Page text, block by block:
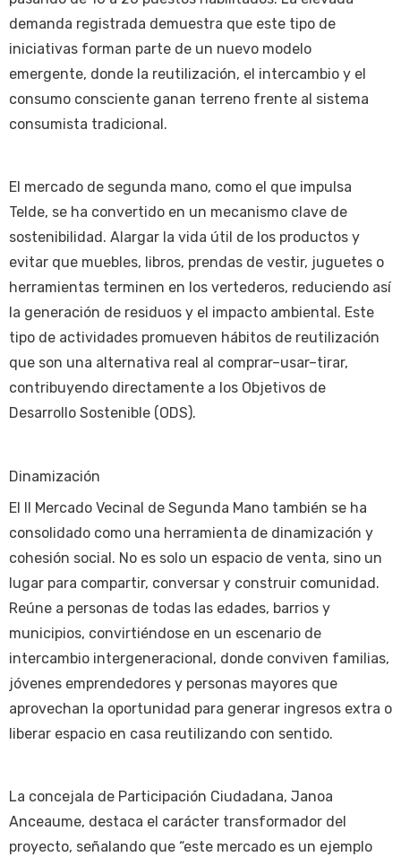
demanda registrada demuestra que este tipo de
iniciativas forman parte de un nuevo modelo
emergente, donde la reutilización, el intercambio y el
consumo consciente ganan terreno frente al sistema
consumista tradicional.
El mercado de segunda mano, como el que impulsa
Telde, se ha convertido en un mecanismo clave de
sostenibilidad. Alargar la vida útil de los productos y
evitar que muebles, libros, prendas de vestir, juguetes o
herramientas terminen en los vertederos, reduciendo así
la generación de residuos y el impacto ambiental. Este
tipo de actividades promueven hábitos de reutilización
que son una alternativa real al comprar–usar–tirar,
contribuyendo directamente a los Objetivos de
Desarrollo Sostenible (ODS).
Dinamización
El II Mercado Vecinal de Segunda Mano también se ha
consolidado como una herramienta de dinamización y
cohesión social. No es solo un espacio de venta, sino un
lugar para compartir, conversar y construir comunidad.
Reúne a personas de todas las edades, barrios y
municipios, convirtiéndose en un escenario de
intercambio intergeneracional, donde conviven familias,
jóvenes emprendedores y personas mayores que
aprovechan la oportunidad para generar ingresos extra o
liberar espacio en casa reutilizando con sentido.
La concejala de Participación Ciudadana, Janoa
Anceaume, destaca el carácter transformador del
proyecto, señalando que “este mercado es un ejemplo